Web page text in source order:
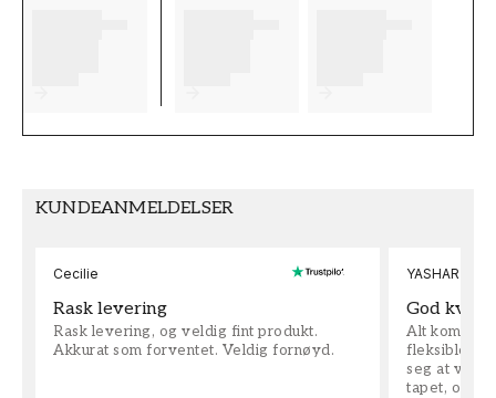
KUNDEANMELDELSER
Cecilie
Rask levering
Rask levering, og veldig fint produkt.
Akkurat som forventet. Veldig fornøyd.
YASHAR
God
Alt kom
fleksible på
seg at vi
tapet, og